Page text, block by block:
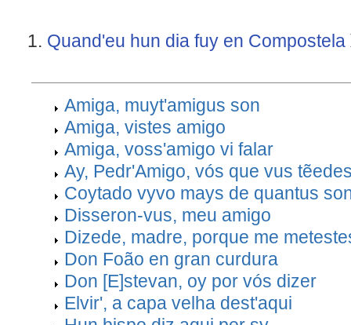
Quand'eu hun dia fuy en Compostela
Amiga, muyt'amigus son
Amiga, vistes amigo
Amiga, voss'amigo vi falar
Ay, Pedr'Amigo, vós que vus
Coytado vyvo mays de quantus
Disseron-vus, meu amigo
Dizede, madre, porque me
Don Foão en gran curdura
Don [E]stevan, oy por vós dizer
Elvir', a capa velha dest'aqui